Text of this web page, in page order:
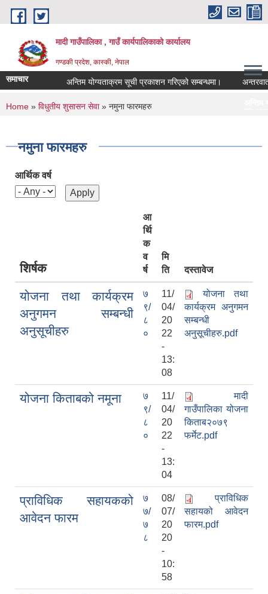
Skip to main content
मादी गाउँपालिका , गाउँ कार्यपालिकाको कार्यालय
गण्डकी प्रदेश, कास्की, नेपाल
समाचार अन्तिम योग्यताक्रम सूची प्रकाशन गरिएको सम्बन्धमा। अन्तरवार्ता
You are here
Home » विधुतीय शुसासन सेवा» नमुना फारमहरु
नमुना फारमहरु
आर्थिक वर्ष
शिर्षक
आ
र्थि
क
व
र्ष
मि
ति
दस्तावेज
योजना तथा कार्यक्रम
अनुगमन सम्बन्धी
अनुसूचीहरु
७
९/
८
०
11/
04/
20
22
-
13:
08
योजना तथा
कार्यक्रम अनुगमन
सम्बन्धी
अनुसूचीहरु.pdf
योजना किताबको नमूना
७
९/
८
०
11/
04/
20
22
-
13:
04
मादी
गाउँपालिका योजना
किताब२०७९
फर्मेट.pdf
प्राविधिक सहायकको
आवेदन फारम
७
७/
७
८
08/
07/
20
20
-
10:
58
प्राविधिक
सहायको आवेदन
फारम.pdf